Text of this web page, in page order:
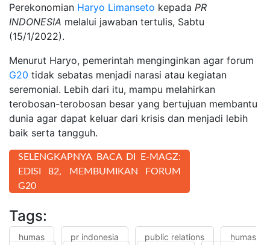
Perekonomian Haryo Limanseto kepada PR
INDONESIA melalui jawaban tertulis, Sabtu
(15/1/2022).
Menurut Haryo, pemerintah menginginkan agar forum
G20 tidak sebatas menjadi narasi atau kegiatan
seremonial. Lebih dari itu, mampu melahirkan
terobosan-terobosan besar yang bertujuan membantu
dunia agar dapat keluar dari krisis dan menjadi lebih
baik serta tangguh.
SELENGKAPNYA BACA DI E-MAGZ:
EDISI 82, MEMBUMIKAN FORUM
G20
Tags:
humas pr indonesia public relations
humas